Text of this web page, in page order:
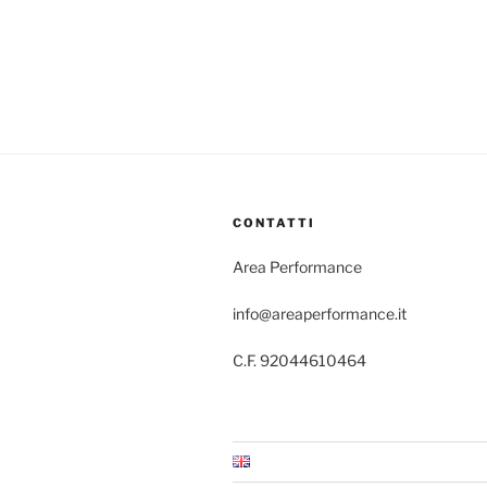
CONTATTI
Area Performance
info@areaperformance.it
C.F. 92044610464